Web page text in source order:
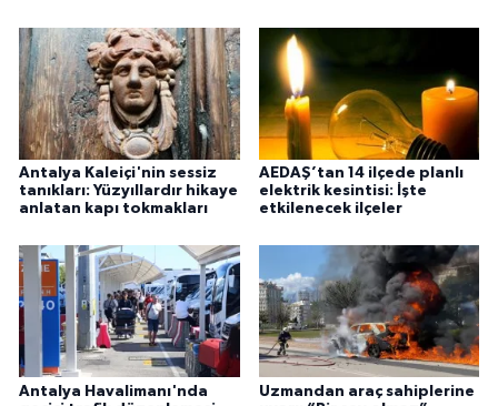
Antalya Kaleiçi'nin sessiz
tanıkları: Yüzyıllardır hikaye
anlatan kapı tokmakları
AEDAŞ’tan 14 ilçede planlı
elektrik kesintisi: İşte
etkilenecek ilçeler
Antalya Havalimanı'nda
Uzmandan araç sahiplerine